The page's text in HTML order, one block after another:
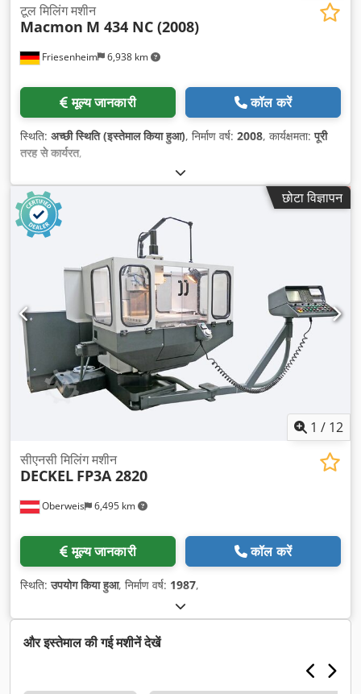
Friesenheim 6,938 km
टूल मिलिंग मशीन
Macmon M 434 NC (2008)
मूल्य जानकारी कॉल करें
स्थिति: अच्छी स्थिति (इस्तेमाल किया हुआ), निर्माण वर्ष: 2008, कार्यक्षमता:पूरी
तरह से कार्यरत,
छोटा विज्ञापन
1 / 12
Oberweis 6,495 km
सीएनसी मिलिंग मशीन
DECKEL FP3A 2820
मूल्य जानकारी कॉल करें
स्थिति:उपयोग किया हुआ, निर्माण वर्ष: 1987,
और इस्तेमाल की गई मशीनें देखें